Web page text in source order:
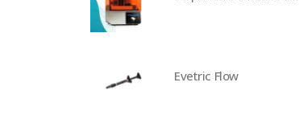
Evetric Flow